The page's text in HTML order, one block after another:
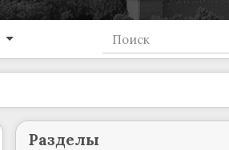
Разделы